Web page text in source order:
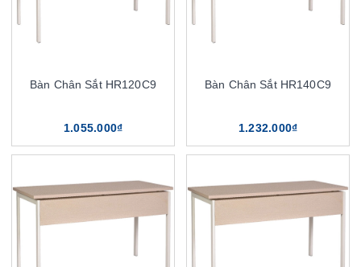
Bàn Chân Sắt HR120C9
1.055.000₫
Bàn Chân Sắt HR140C9
1.232.000₫